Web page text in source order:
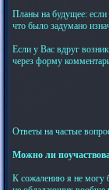
Планы на будущее: если
что было задумано
Если у Вас вдруг
через форму
Ответы на частые
Можно ли
К сожалению я не могу